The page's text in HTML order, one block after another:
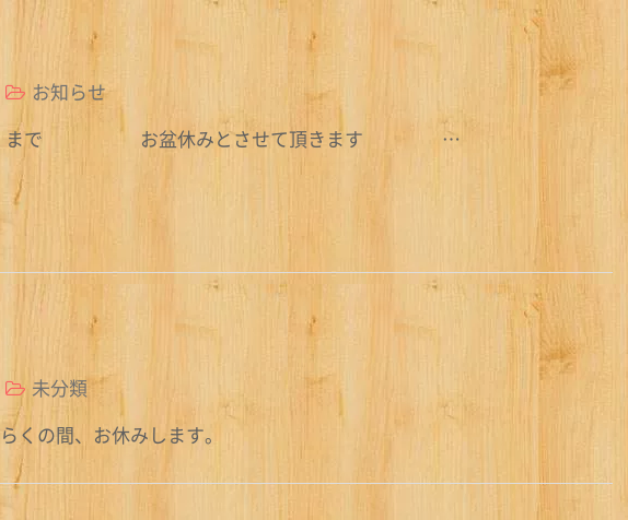
お知らせ
（木）まで お盆休みとさせて頂きます …
未分類
くの間、お休みします。